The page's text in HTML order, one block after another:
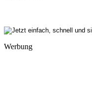
Werbung